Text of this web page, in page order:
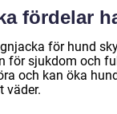
fördelar
för hund
för sjukdom och
och kan öka
väder.